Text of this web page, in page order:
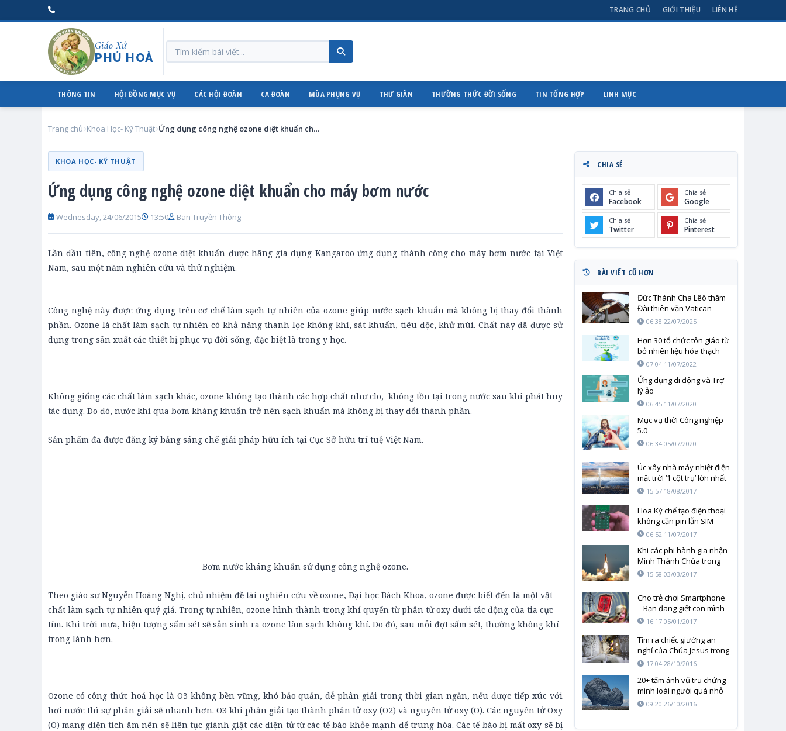
TRANG CHỦ GIỚI THIỆU LIÊN HỆ
Giáo Xứ
PHÚ HOÀ
THÔNG TIN HỘI ĐỒNG MỤC VỤ CÁC HỘI ĐOÀN CA ĐOÀN MÙA PHỤNG VỤ THƯ GIÃN THƯỜNG THỨC ĐỜI SỐNG TIN TỔNG HỢP LINH MỤC
Trang chủ Khoa Học- Kỹ Thuật Ứng dụng công nghệ ozone diệt khuẩn cho máy bơm nước
KHOA HỌC- KỸ THUẬT
Ứng dụng công nghệ ozone diệt khuẩn cho máy bơm nước
Wednesday, 24/06/2015 13:50 Ban Truyền Thông
Lần đầu tiên, công nghệ ozone diệt khuẩn được hãng gia dụng Kangaroo ứng dụng thành công cho máy bơm nước tại Việt
Nam, sau một năm nghiên cứu và thử nghiệm.
Công nghệ này được ứng dụng trên cơ chế làm sạch tự nhiên của ozone giúp nước sạch khuẩn mà không bị thay đổi thành
phần. Ozone là chất làm sạch tự nhiên có khả năng thanh lọc không khí, sát khuẩn, tiêu độc, khử mùi. Chất này đã được sử
dụng trong sản xuất các thiết bị phục vụ đời sống, đặc biệt là trong y học.
Không giống các chất làm sạch khác, ozone không tạo thành các hợp chất như clo, không tồn tại trong nước sau khi phát huy
tác dụng. Do đó, nước khi qua bơm kháng khuẩn trở nên sạch khuẩn mà không bị thay đổi thành phần.
Sản phẩm đã được đăng ký bằng sáng chế giải pháp hữu ích tại Cục Sở hữu trí tuệ Việt Nam.
Bơm nước kháng khuẩn sử dụng công nghệ ozone.
Theo giáo sư Nguyễn Hoàng Nghị, chủ nhiệm đề tài nghiên cứu về ozone, Đại học Bách Khoa, ozone được biết đến là một vật
chất làm sạch tự nhiên quý giá. Trong tự nhiên, ozone hình thành trong khí quyển từ phân tử oxy dưới tác động của tia cực
tím. Khi trời mưa, hiện tượng sấm sét sẽ sản sinh ra ozone làm sạch không khí. Do đó, sau mỗi đợt sấm sét, thường không khí
trong lành hơn.
Ozone có công thức hoá học là O3 không bền vững, khó bảo quản, dễ phân giải trong thời gian ngắn, nếu được tiếp xúc với
hơi nước thì sự phân giải sẽ nhanh hơn. O3 khi phân giải tạo thành phân tử oxy (O2) và nguyên tử oxy (O). Các nguyên tử Oxy
(O) mang điện tích âm nên sẽ liên tục giành giật các điện tử từ các tế bào khỏe mạnh để trung hòa. Các tế bào bị mất oxy sẽ bị
CHIA SẺ
Chia sẻ
Facebook
Chia sẻ
Google
Chia sẻ
Twitter
Chia sẻ
Pinterest
BÀI VIẾT CŨ HƠN
Đức Thánh Cha Lêô thăm
Đài thiên văn Vatican
nhân 56 năm ngày con
trăng
06:38 22/07/2025
Hơn 30 tổ chức tôn giáo từ
bỏ nhiên liệu hóa thạch
07:04 11/07/2022
Ứng dụng di động và Trợ
lý ảo
06:45 11/07/2020
Mục vụ thời Công nghiệp
5.0
06:34 05/07/2020
Úc xây nhà máy nhiệt điện
mặt trời ‘1 cột trụ’ lớn nhất
thế giới
15:57 18/08/2017
Hoa Kỳ chế tạo điện thoại
không cần pin lẫn SIM
06:52 11/07/2017
Khi các phi hành gia nhận
Mình Thánh Chúa trong
vũ trụ15:58 03/03/2017
Cho trẻ chơi Smartphone
– Bạn đang giết con mình
như thế nào?
16:17 05/01/2017
Tìm ra chiếc giường an
nghỉ của Chúa Jesus trong
nhà thờ Jerusalem
17:04 28/10/2016
20+ tấm ảnh vũ trụ chứng
minh loài người quá nhỏ
bé và yếu ớt
09:20 26/10/2016